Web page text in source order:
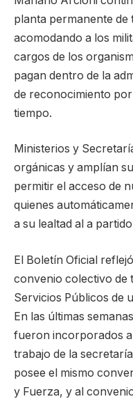
planta permanente de
acomodando a los
cargos de los
pagan dentro de la
de reconocimiento
tiempo.
Ministerios y
orgánicas y amplían
permitir el acceso de
quienes
a su lealtad al a
El Boletín Oficial
convenio colectivo de
Servicios Públicos de
En las últimas
fueron incorporados
trabajo de la
posee el mismo
y Fuerza, y al